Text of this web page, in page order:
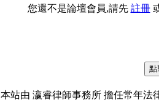
您還不是論壇會員,請先 註冊
本站由 瀛睿律師事務所 擔任常年法